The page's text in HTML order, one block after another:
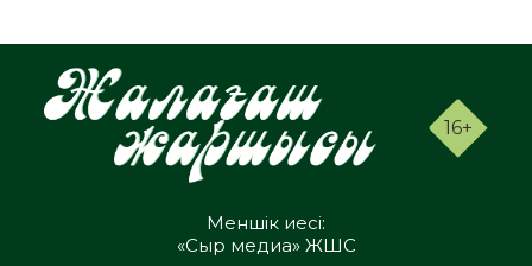
16+
Меншік иесі:
«Сыр медиа» ЖШС